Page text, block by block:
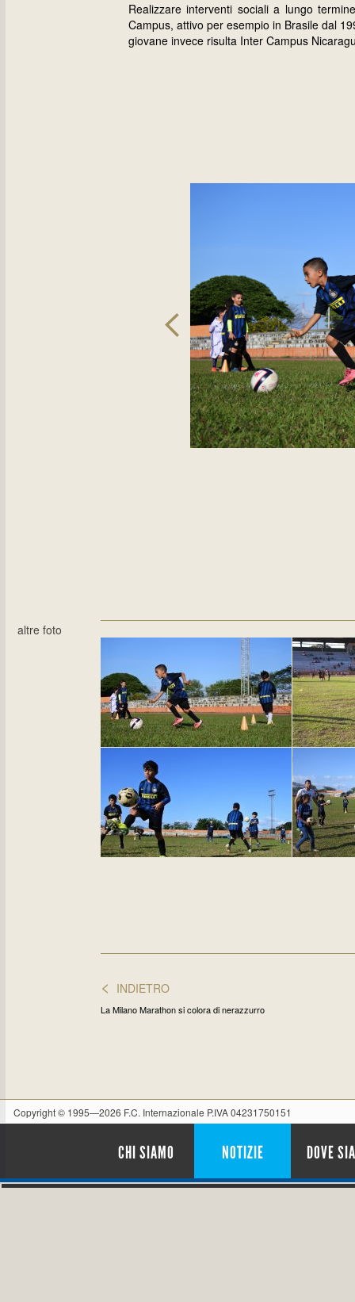
Realizzare interventi sociali a lungo
Campus, attivo per esempio in Brasile dal
giovane invece risulta Inter Campus
altre foto
< INDIETRO
La Milano Marathon si colora di nerazzurro
Copyright © 1995—2026 F.C. Internazionale P.IVA 04231750151
CHI SIAMO NOTIZIE DOVE